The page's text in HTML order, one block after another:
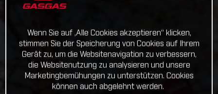
Wenn Sie auf „Alle Cookies akzeptieren“ klicken,
stimmen Sie der Speicherung von Cookies auf Ihrem
Gerät zu, um die Websitenavigation zu verbessern,
die Websitenutzung zu analysieren und unsere
Marketingbemühungen zu unterstützen. Cookies
können auch abgelehnt werden.